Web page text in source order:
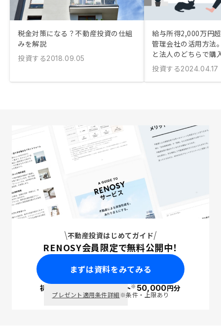
うことができた。しかし初心者や知識のな
い人にとってその急がされる言葉は、無理
に勧誘されているように感じ聞いてしまう
こともある。 急がばまわれ、急ぎすぎる
のは禁物、1回目の面談が終わった後にす
ぐに次の面談の予約を入れて焦らせるので
はなく、アンケート形式でどのようなとこ
ろが良かったか、や何に不満や不安を抱い
たか、今どう感じているかなど簡単に答え
得税と火災保険への加入、固定資産税、こ
の点は自分が現金で払うことになるので、
そこもしっかりと丁寧に説明する必要があ
ると思います。
税金対策になる？不動産投資の仕組
みを解説
投資する2018.09.05
給与所得2,000万円
管理会社の活用方法
と法人のどちらで購
投資する2024.04.17
不動産投資はじめてガイド
RENOSY会員限定で無料公開中！
まずは資料をみてみる
初回面談で ポイント※50,000円分
プレゼント適用条件詳細※条件・上限あり